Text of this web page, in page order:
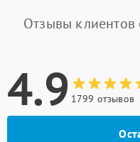
Отзывы клиентов
4.9 1799 отзывов